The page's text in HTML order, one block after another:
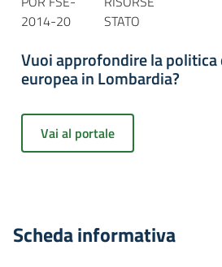
2014-20
STATO
Vuoi approfondire la politica
europea in Lombardia?
Vai al portale
Scheda informativa